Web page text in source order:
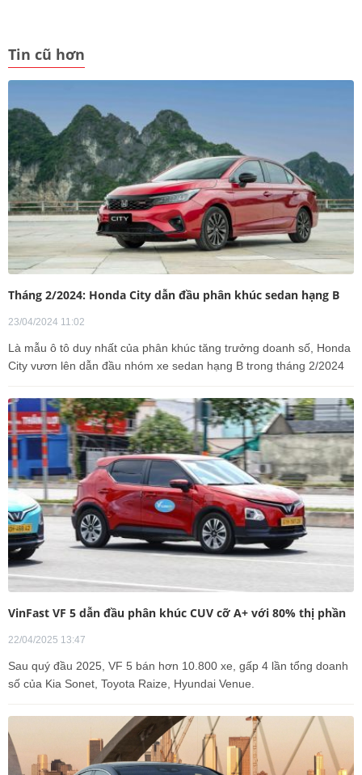
Tin cũ hơn
Tháng 2/2024: Honda City dẫn đầu phân khúc sedan hạng B
23/04/2024 11:02
Là mẫu ô tô duy nhất của phân khúc tăng trưởng doanh số, Honda
City vươn lên dẫn đầu nhóm xe sedan hạng B trong tháng 2/2024
VinFast VF 5 dẫn đầu phân khúc CUV cỡ A+ với 80% thị phần
22/04/2025 13:47
Sau quý đầu 2025, VF 5 bán hơn 10.800 xe, gấp 4 lần tổng doanh
số của Kia Sonet, Toyota Raize, Hyundai Venue.